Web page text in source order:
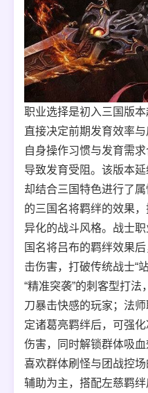
职业选择是初入三国版本
直接决定前期发育效率
自身操作习惯与发育需
导致发育受阻。该版本
却结合三国特色进行了
的三国名将羁绊的效果
异化的战斗风格。战士
国名将吕布的羁绊效果
击伤害，打破传统战士“
“精准突袭”的刺客型打
刀暴击快感的玩家；法
定诸葛亮羁绊后，可强
伤害，同时解锁群体吸血
喜欢群体刷怪与团战控
辅助为主，搭配左慈羁